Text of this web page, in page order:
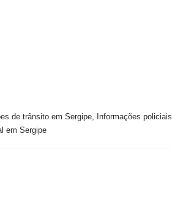
de trânsito em Sergipe, Informações policiais
em Sergipe